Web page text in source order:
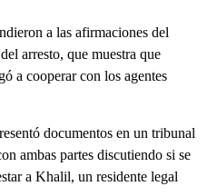
a las afirmaciones del
arresto, que muestra que
a cooperar con los agentes
documentos en un tribunal
ambas partes discutiendo si se
a Khalil, un residente legal